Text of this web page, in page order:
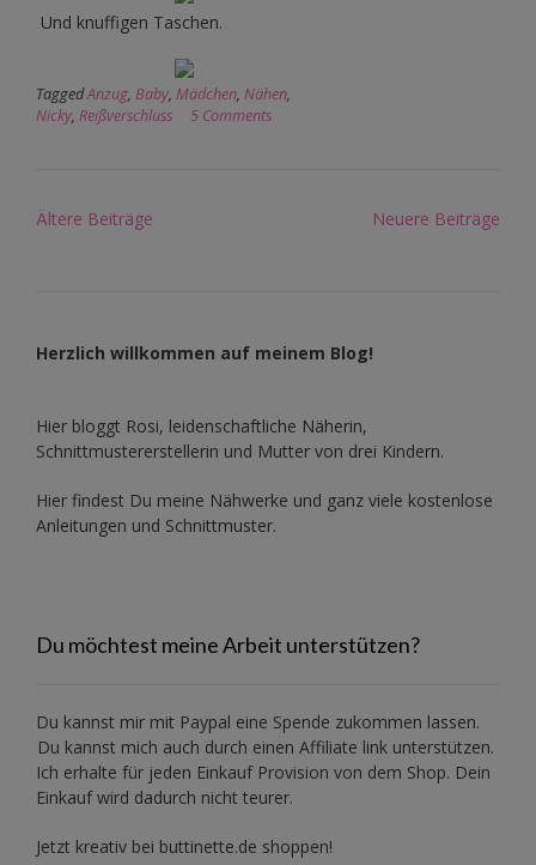
Und knuffigen Taschen.
TaggedAnzug, Baby, Mädchen, Nähen,
Nicky, Reißverschluss 5 Comments
Beitragsnavigation
Ältere Beiträge Neuere Beiträge
Herzlich willkommen auf meinem Blog!
Hier bloggt Rosi, leidenschaftliche Näherin,
Schnittmustererstellerin und Mutter von drei Kindern.
Hier findest Du meine Nähwerke und ganz viele kostenlose
Anleitungen und Schnittmuster.
Du möchtest meine Arbeit unterstützen?
Du kannst mir mit Paypal eine Spende zukommen lassen.
Du kannst mich auch durch einen Affiliate link unterstützen.
Ich erhalte für jeden Einkauf Provision von dem Shop. Dein
Einkauf wird dadurch nicht teurer.
Jetzt kreativ bei buttinette.de shoppen!